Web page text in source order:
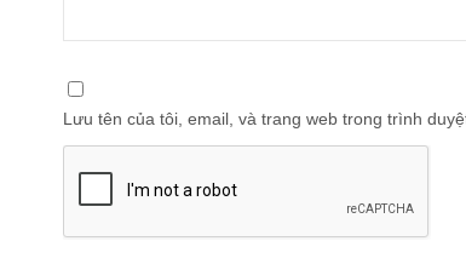
Lưu tên của tôi, email, và trang web trong trình